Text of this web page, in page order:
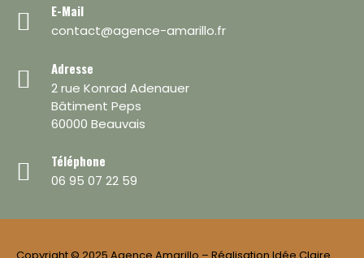
E-Mail
contact@agence-amarillo.fr
Adresse
2 rue Konrad Adenauer
Bâtiment Peps
60000 Beauvais
Téléphone
06 95 07 22 59